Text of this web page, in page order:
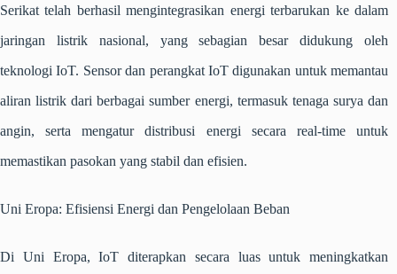
Serikat telah berhasil mengintegrasikan energi terbarukan ke dalam
jaringan listrik nasional, yang sebagian besar didukung oleh
teknologi IoT. Sensor dan perangkat IoT digunakan untuk memantau
aliran listrik dari berbagai sumber energi, termasuk tenaga surya dan
angin, serta mengatur distribusi energi secara real-time untuk
memastikan pasokan yang stabil dan efisien.
Uni Eropa: Efisiensi Energi dan Pengelolaan Beban
Di Uni Eropa, IoT diterapkan secara luas untuk meningkatkan